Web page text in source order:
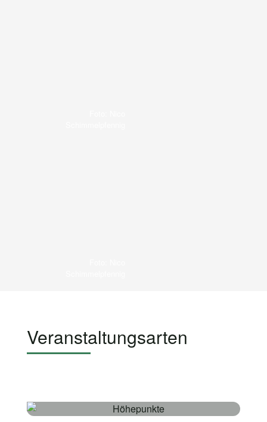
Veranstaltungsarten